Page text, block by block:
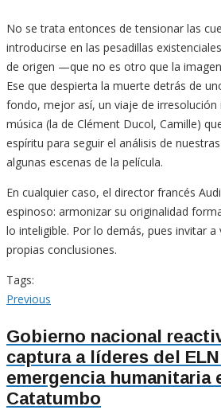
No se trata entonces de tensionar las
introducirse en las pesadillas
de origen —que no es otro que la
Ese que despierta la muerte detrás de
fondo, mejor así, un viaje de
música (la de Clément Ducol, Camille)
espíritu para seguir el análisis de
algunas escenas de la película.
En cualquier caso, el director francés
espinoso: armonizar su originalidad
lo inteligible. Por lo demás, pues invitar a
propias conclusiones.
Tags:
Navegación
de
entradas
Previous
Gobierno nacional
captura a líderes del
emergencia humanitaria
Catatumbo